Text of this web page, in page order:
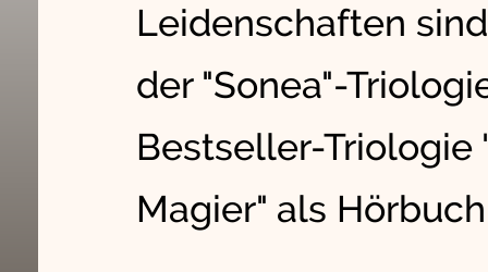
Leidenschaften
der "Sonea"-
Bestseller-Triologie
Magier" als